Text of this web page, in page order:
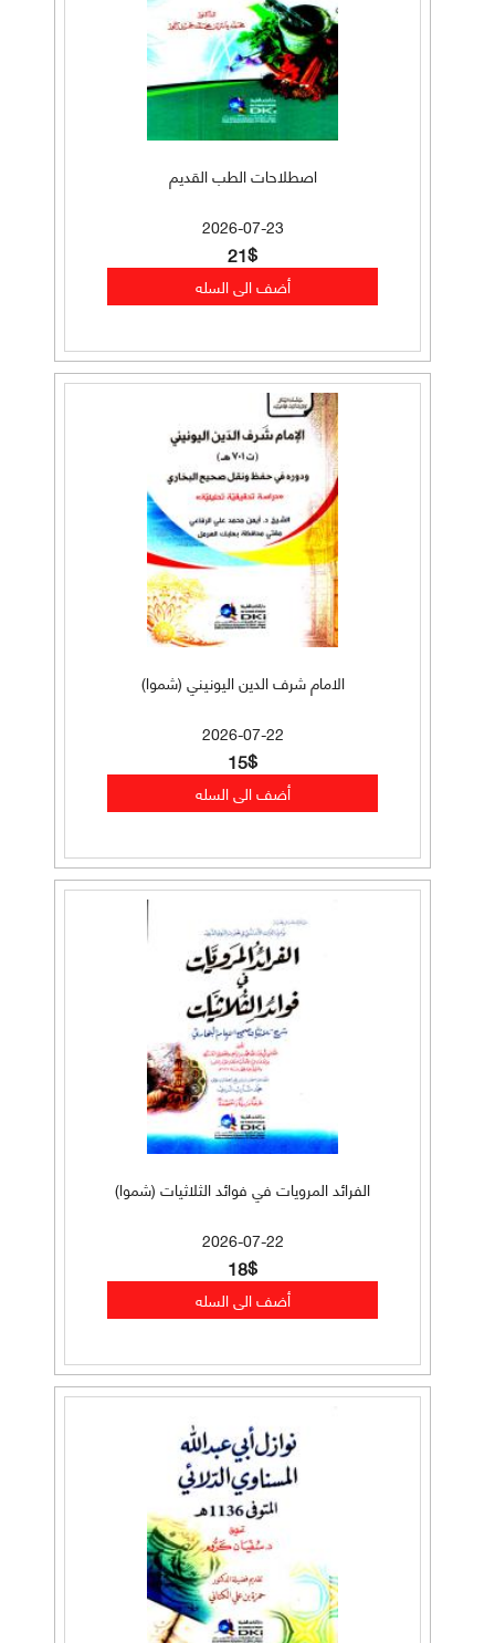
اصطلاحات الطب القديم
2026-07-23
21$
الامام شرف الدين اليونيني (شموا)
2026-07-22
15$
الفرائد المرويات في فوائد الثلاثيات (شموا)
2026-07-22
18$